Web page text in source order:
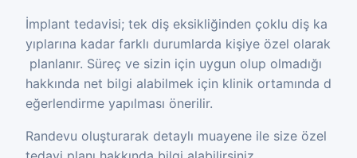
İmplant tedavisi; tek diş eksikliğinden çoklu diş ka
yıplarına kadar farklı durumlarda kişiye özel olarak
planlanır. Süreç ve sizin için uygun olup olmadığı
hakkında net bilgi alabilmek için klinik ortamında d
eğerlendirme yapılması önerilir.
Randevu oluşturarak detaylı muayene ile size özel